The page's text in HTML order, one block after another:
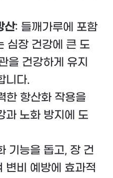
산: 들깨가루에 포함
심장 건강에 큰 도
을 건강하게 유지
니다.
한 항산화 작용을
과 노화 방지에 도
기능을 돕고, 장 건
변비 예방에 효과적